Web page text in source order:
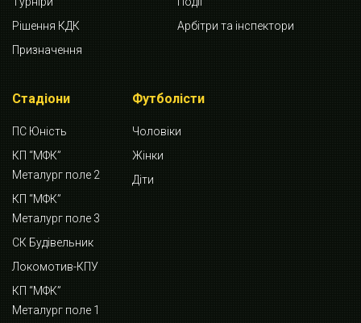
Рішення КДК
Арбітри та інспектори
Призначення
Стадіони
ПС Юність
КП “МФК”
Металург поле 2
КП “МФК”
Металург поле 3
СК Будівельник
Локомотив-КПУ
КП “МФК”
Металург поле 1
Футболісти
Чоловіки
Жінки
Діти